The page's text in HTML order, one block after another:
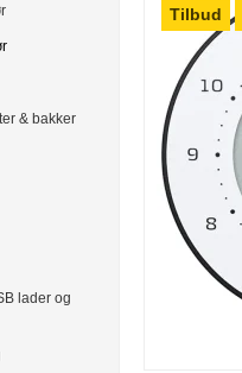
& bakker
lader og
Tilbud